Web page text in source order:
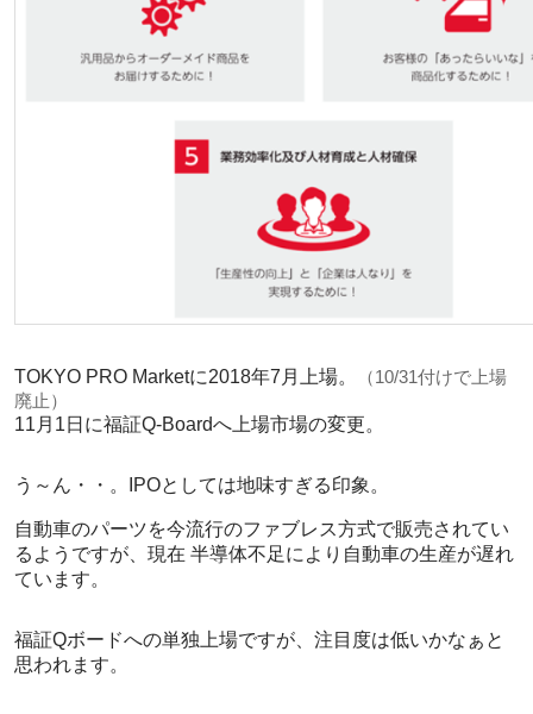
TOKYO PRO Marketに2018年7月上場。
（10/31付けで上場
廃止）
11月1日に福証Q-Boardへ上場市場の変更。
う～ん・・。IPOとしては地味すぎる印象。
自動車のパーツを今流行のファブレス方式で販売されてい
るようですが、現在 半導体不足により自動車の生産が遅れ
ています。
福証Qボードへの単独上場ですが、注目度は低いかなぁと
思われます。